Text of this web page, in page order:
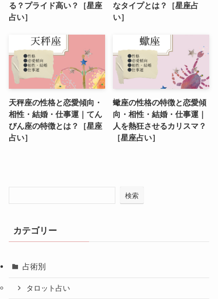
る？プライド高い？［星座
占い］
なタイプとは？［星座占
い］
天秤座の性格と恋愛傾向・
相性・結婚・仕事運｜てん
びん座の特徴とは？［星座
占い］
蠍座の性格の特徴と恋愛傾
向・相性・結婚・仕事運｜
人を熱狂させるカリスマ？
［星座占い］
検索
カテゴリー
占術別
タロット占い